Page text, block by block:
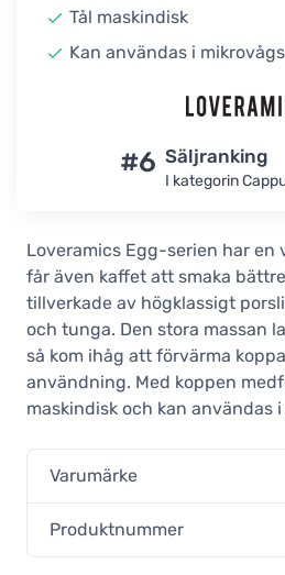
19,90 €
I lager
cappuccinokopp
I lager
Loveramics Egg
I lager
Loveramics Egg
cappuccinokopp
19,90 €
I lager
Loveramics Egg
cappuccinokopp
Tål maskindisk
Kan användas i
#6 Säljranking
I kategorin
Loveramics Egg-serien har en
får även kaffet att smaka
tillverkade av högklassigt
och tunga. Den stora massan
så kom ihåg att förvärma
användning. Med koppen
maskindisk och kan användas
Varumärke
Produktnummer